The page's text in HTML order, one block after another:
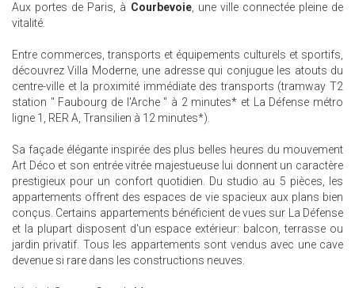
Aux portes de Paris, à Courbevoie, une ville connectée pleine de
vitalité.
Entre commerces, transports et équipements culturels et sportifs,
découvrez Villa Moderne, une adresse qui conjugue les atouts du
centre-ville et la proximité immédiate des transports (tramway T2
station " Faubourg de l'Arche " à 2 minutes* et La Défense métro
ligne 1, RER A, Transilien à 12 minutes*).
Sa façade élégante inspirée des plus belles heures du mouvement
Art Déco et son entrée vitrée majestueuse lui donnent un caractère
prestigieux pour un confort quotidien. Du studio au 5 pièces, les
appartements offrent des espaces de vie spacieux aux plans bien
conçus. Certains appartements bénéficient de vues sur La Défense
et la plupart disposent d'un espace extérieur: balcon, terrasse ou
jardin privatif. Tous les appartements sont vendus avec une cave
devenue si rare dans les constructions neuves.